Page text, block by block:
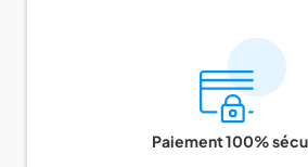
Paiement 100%